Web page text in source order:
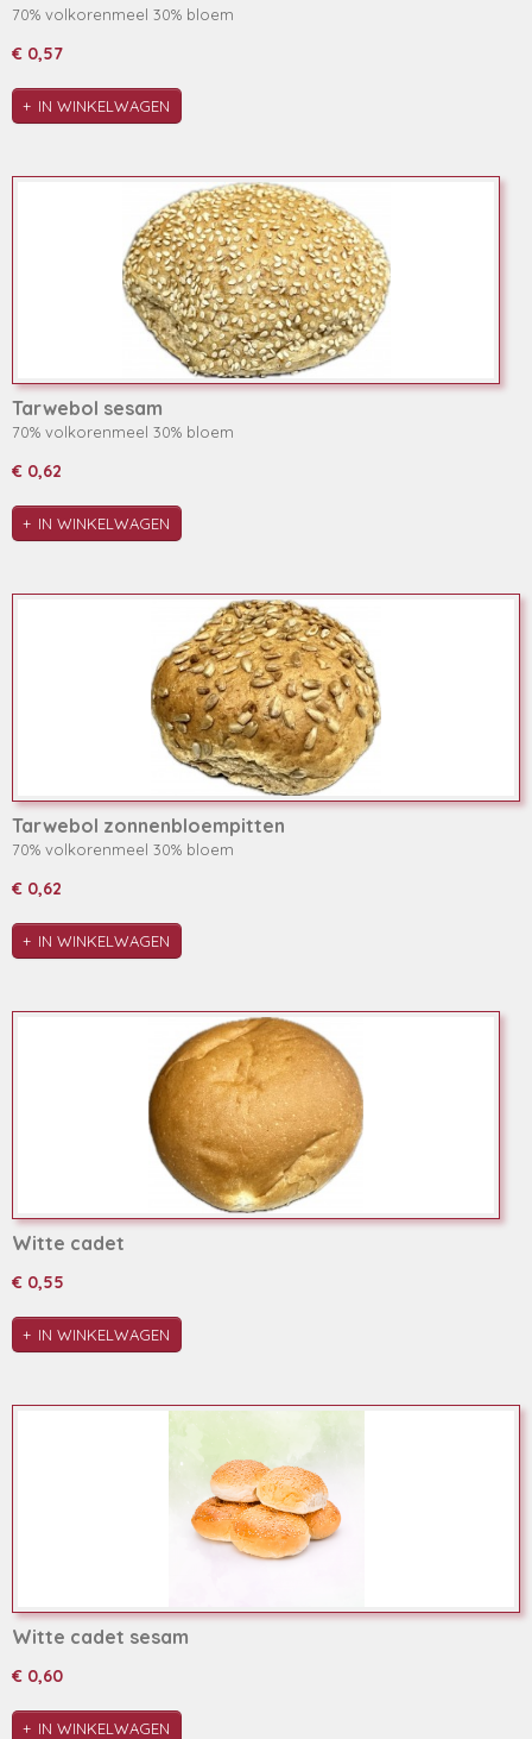
70% volkorenmeel 30% bloem
€ 0,57
IN WINKELWAGEN
Tarwebol sesam
70% volkorenmeel 30% bloem
€ 0,62
IN WINKELWAGEN
Tarwebol zonnenbloempitten
70% volkorenmeel 30% bloem
€ 0,62
IN WINKELWAGEN
Witte cadet
€ 0,55
IN WINKELWAGEN
Witte cadet sesam
€ 0,60
IN WINKELWAGEN